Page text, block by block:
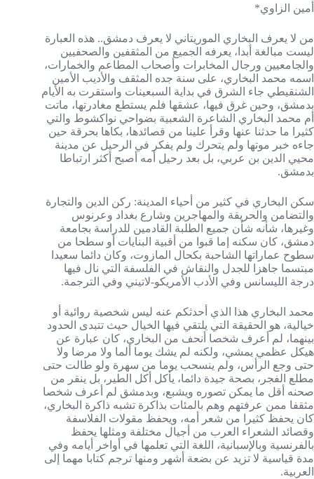
أمين الزاوي*
من لا يعرف البخاري الموريتاني لا يعرف دمشق.. هذه العبارة
ليست مبالغة أبدا، يعرفه الجميع من المثقفين والصحفيين
والجامعيين ورجال المخابرات وأصحاب المطاعم والخمارات،
اسمه محمد البخاري، على سنة جده المثقف والأديب الأمين
الشنقيطي جاء الشرق في بداية السبعينات واستقرت به الأيام
بدمشق، وحين غرق فيها، عشقها فلم يستطع مغادرتها، ماتت
أم محمد البخاري الشاعرة الشعبية بضواحي نواكشوط والتي
كثيرا ما حدثنا عنها وقرأ علينا من قصائدها، بكاها بحرقة حين
جاءه خبر موتها ولم يتحرك ولم يفكر في الرحيل عن مدينة
محيي الدين بن عربي، بل بعد رحيل أمه أصبح أكثر ارتباطا
بدمشق.
سكن البخاري في كثير من أحياء المدينة: ركن الدين والتجارة
والتضامن والحريقة والمهاجرين وشارع بغداد وعرنوس
وغيرها، شأنه شأن جميع الطلبة القادمين للدراسة بجامعة
دمشق، كان سكنه إما قبوا من أقبية البنايات أو سطحا من
سطوح عماراتها الشاحبة بكحال المازوت، وكان دائما سعيدا
مبتسما جاهزا للجدل والنقاش في الفلسفة التي نال فيها
درجة الليسانس وفي الأدب الأمريكو-لاتيني وفي الترجمة.
محمد البخاري هذا الذي أحدثكم عنه ليس شخصية روائية أو
خيالية، هو الحقيقة التي يلتقي فيها الخيال حيث تتبدى الحدود
بينهما، لم أعرف شخصا أنحف من البخاري، كان عبارة عن
هيكل عظمي يمشي، ولكنه لم يشك يوما ألما ولا مرضا ولا
حتى وجع الرأس، ولم ينسحب يوما من سهرة ولو طالت حتى
مطلع الفجر، بصحة جيدة دائما، يأكل أكل الطير، بل ينقر من
صحنه أقل ما يمكن تصوره ويشبع، وبدمشق لم أعرف شخصا
مثقفا ممن عرفتهم وهم بالمئات بذاكرة تشبه ذاكرة البخاري،
كان يحفظ كثيرا من شعر أمه، ويحفظ مقولات الفلاسفة
وقصائد الشعراء العرب من أجيال مختلفة ومثلها يحفظ
بالفرنسية وبالإسبانية، اللغة التي تعلمها في أواخر أيامه وفي
مدة قياسية لا تزيد عن بضعة أشهر ومنها ترجم كتابا مهما إلى
العربية.